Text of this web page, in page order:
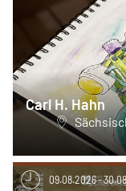
Carl H. Hahn
09.08.2026 -